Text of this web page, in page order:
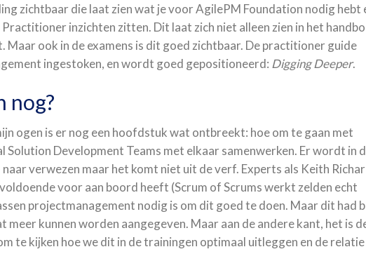
zichtbaar die laat zien wat je voor AgilePM Foundation nodig hebt
inzichten zitten. Dit laat zich niet alleen zien in het
Maar ook in de examens is dit goed zichtbaar. De practitioner guide
ingestoken, en wordt goed gepositioneerd: Digging Deeper.
nog?
ogen is er nog een hoofdstuk wat ontbreekt: hoe om te gaan met
Development Teams met elkaar samenwerken. Er wordt in
verwezen maar het komt niet uit de verf. Experts als Keith
voor aan boord heeft (Scrum of Scrums werkt zelden echt
projectmanagement nodig is om dit goed te doen. Maar dit had
meer kunnen worden aangegeven. Maar aan de andere kant, het is
te kijken hoe we dit in de trainingen optimaal uitleggen en de relatie